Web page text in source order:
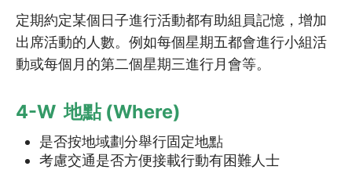
定期約定某個日子進行活動都有助組員記憶，增加
出席活動的人數。例如每個星期五都會進行小組活
動或每個月的第二個星期三進行月會等。
4-W 地點 (Where)
是否按地域劃分舉行固定地點
考慮交通是否方便接載行動有困難人士
6.6 延伸鞏固學習 (單元6)